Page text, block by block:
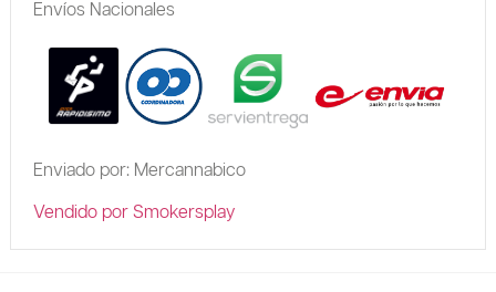
Envíos Nacionales
Enviado por: Mercannabico
Vendido por Smokersplay